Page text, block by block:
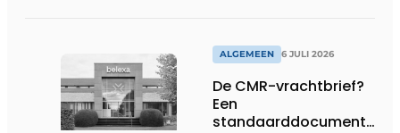
ALGEMEEN 6 JULI 2026
De CMR-vrachtbrief?
Een
standaarddocument